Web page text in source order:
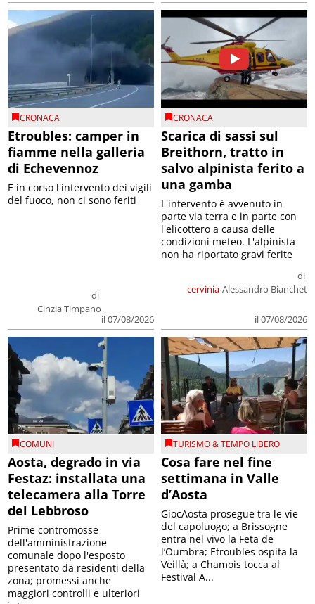
CRONACA
Etroubles: camper in
fiamme nella galleria
di Echevennoz
di
Cinzia Timpano
il 07/08/2026
E in corso l'intervento dei vigili
del fuoco, non ci sono feriti
CRONACA
Scarica di sassi sul
Breithorn, tratto in
salvo alpinista ferito a
una gamba
cervinia
di
Alessandro Bianchet
il 07/08/2026
L'intervento è avvenuto in
parte via terra e in parte con
l'elicottero a causa delle
condizioni meteo. L'alpinista
non ha riportato gravi ferite
COMUNI
Aosta, degrado in via
Festaz: installata una
telecamera alla Torre
del Lebbroso
Prime contromosse
dell'amministrazione
comunale dopo l'esposto
presentato da residenti della
zona; promessi anche
maggiori controlli e ulteriori
TURISMO & TEMPO LIBERO
Cosa fare nel fine
settimana in Valle
d’Aosta
GiocAosta prosegue tra le vie
del capoluogo; a Brissogne
entra nel vivo la Feta de
l’Oumbra; Etroubles ospita la
Veillà; a Chamois tocca al
Festival A...